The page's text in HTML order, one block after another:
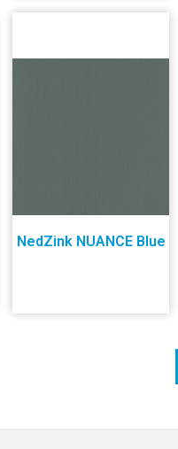
NedZink NUANCE Blue